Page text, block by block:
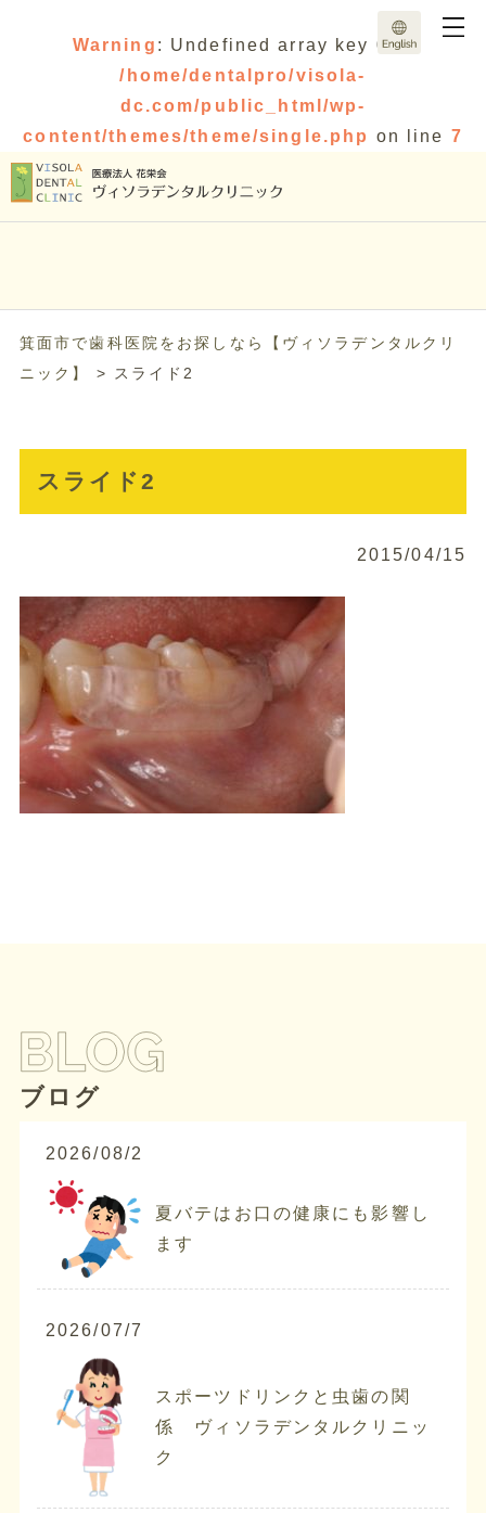
Warning : Undefined array key 0 in
/home/dentalpro/visola-
dc.com/public_html/wp-
content/themes/theme/single.php on line 7
箕面市で歯科医院をお探しなら【ヴィソラデンタルクリ
ニック】
> スライド2
スライド2
2015/04/15
ブログ
2026/08/2
夏バテはお口の健康にも影響し
ます
2026/07/7
スポーツドリンクと虫歯の関
係 ヴィソラデンタルクリニッ
ク